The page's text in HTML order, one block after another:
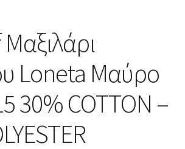
Loneta Μαύρο
30% COTTON –